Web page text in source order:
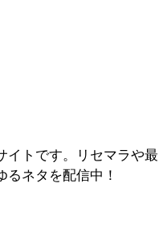
イトです。リセマラや最
ネタを配信中！